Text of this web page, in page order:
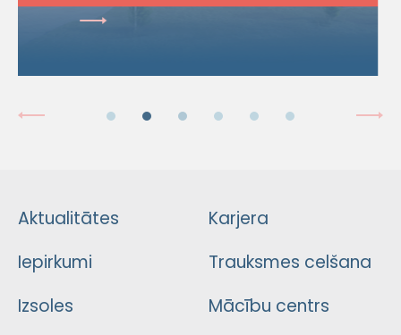
Aktualitātes
Iepirkumi
Izsoles
Karjera
Trauksmes celšana
Mācību centrs